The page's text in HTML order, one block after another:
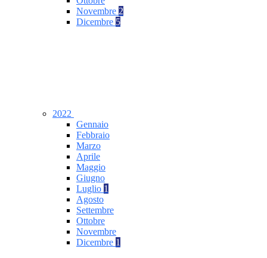
Novembre 2
Dicembre 5
2022
Gennaio
Febbraio
Marzo
Aprile
Maggio
Giugno
Luglio 1
Agosto
Settembre
Ottobre
Novembre
Dicembre 1